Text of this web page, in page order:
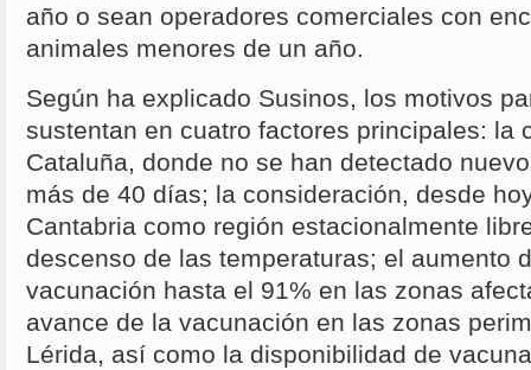
año o sean operadores comerciales con
animales menores de un año.
Según ha explicado Susinos, los motivos
sustentan en cuatro factores principales: la
Cataluña, donde no se han detectado
más de 40 días; la consideración, desde
Cantabria como región estacionalmente
descenso de las temperaturas; el aumento
vacunación hasta el 91% en las zonas
avance de la vacunación en las zonas
Lérida, así como la disponibilidad de